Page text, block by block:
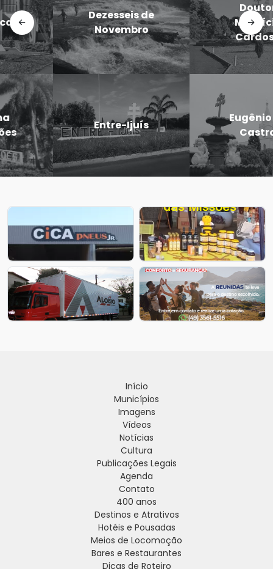
Dezesseis de
Novembro
Doutor
Maurício
Cardoso
Entre-Ijuís
Eugênio de
Castro
Início
Municípios
Imagens
Vídeos
Notícias
Cultura
Publicações Legais
Agenda
Contato
400 anos
Destinos e Atrativos
Hotéis e Pousadas
Meios de Locomoção
Bares e Restaurantes
Dicas de Roteiro